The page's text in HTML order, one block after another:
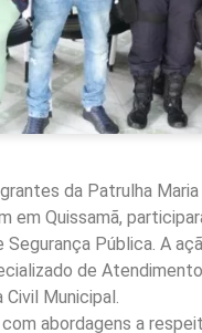
da Patrulha
em Quissamã,
Pública. A
de
Civil Municipal.
abordagens a